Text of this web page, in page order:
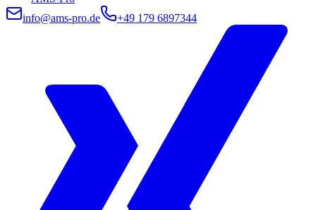
info@ams-pro.de
+49 179 6897344